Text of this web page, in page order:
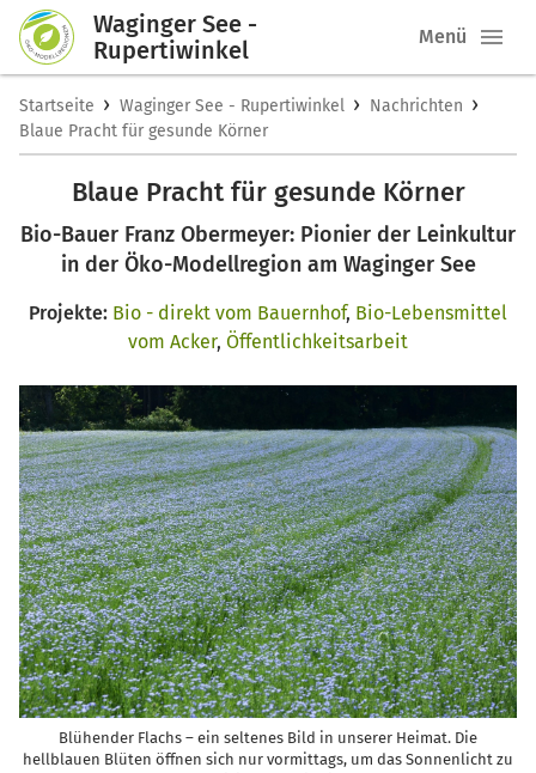
Waginger See -
Rupertiwinkel
Menü
Startseite › Waginger See - Rupertiwinkel › Nachrichten ›
Blaue Pracht für gesunde Körner
Blaue Pracht für gesunde Körner
Bio-Bauer Franz Obermeyer: Pionier der Leinkultur
in der Öko-Modellregion am Waginger See
Projekte: Bio - direkt vom Bauernhof, Bio-Lebensmittel
vom Acker, Öffentlichkeitsarbeit
Blühender Flachs – ein seltenes Bild in unserer Heimat. Die
hellblauen Blüten öffnen sich nur vormittags, um das Sonnenlicht zu